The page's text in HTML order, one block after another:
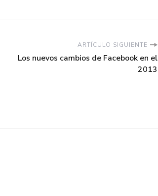
ARTÍCULO SIGUIENTE
Los nuevos cambios de Facebook en el
2013